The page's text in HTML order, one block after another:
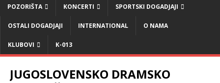
POZORIŠTA KONCERTI SPORTSKI DOGADJAJI
OSTALI DOGADJAJI INTERNATIONAL O NAMA
KLUBOVI K-013
JUGOSLOVENSKO DRAMSKO